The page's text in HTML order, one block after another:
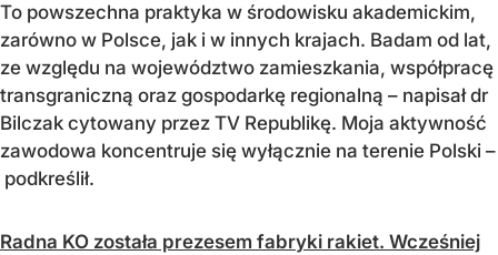
To powszechna praktyka w środowisku akademickim,
zarówno w Polsce, jak i w innych krajach. Badam od lat,
ze względu na województwo zamieszkania, współpracę
transgraniczną oraz gospodarkę regionalną – napisał dr
Bilczak cytowany przez TV Republikę. Moja aktywność
zawodowa koncentruje się wyłącznie na terenie Polski –
podkreślił.
Radna KO została prezesem fabryki rakiet. Wcześniej